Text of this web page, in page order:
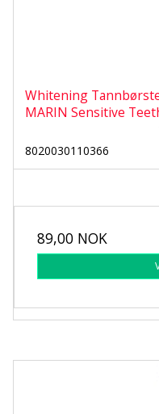
Whitening
MARIN Sensitive
8020030110366
89,00 NOK